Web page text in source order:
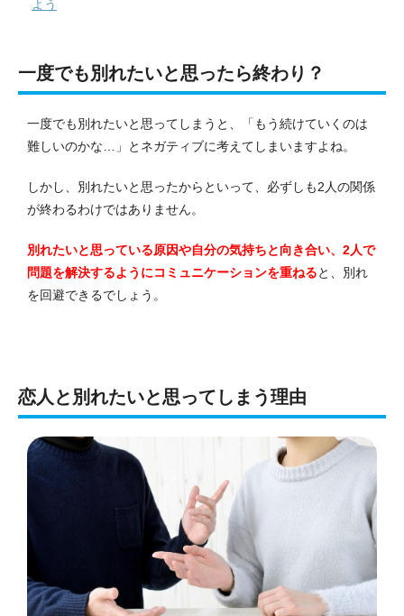
よう
一度でも別れたいと思ったら終わり？
一度でも別れたいと思ってしまうと、「もう続けていくのは
難しいのかな…」とネガティブに考えてしまいますよね。
しかし、別れたいと思ったからといって、必ずしも2人の関係
が終わるわけではありません。
別れたいと思っている原因や自分の気持ちと向き合い、2人で
問題を解決するようにコミュニケーションを重ねると、別れ
を回避できるでしょう。
恋人と別れたいと思ってしまう理由